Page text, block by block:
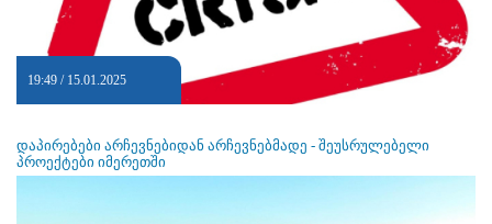
19:49 / 15.01.2025
დაპირებები არჩევნებიდან არჩევნებმადე - შეუსრულებელი
პროექტები იმერეთში